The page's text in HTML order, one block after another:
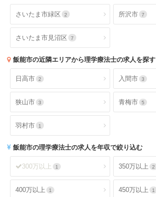
さいたま市緑区 2 所沢市 7
さいたま市見沼区 7
飯能市の近隣エリアから理学療法士の求人を探す
日高市 2 入間市 3
狭山市 3 青梅市 5
羽村市 1
飯能市の理学療法士の求人を年収で絞り込む
300万以上 1 350万以上 2
400万以上 1 450万以上 1